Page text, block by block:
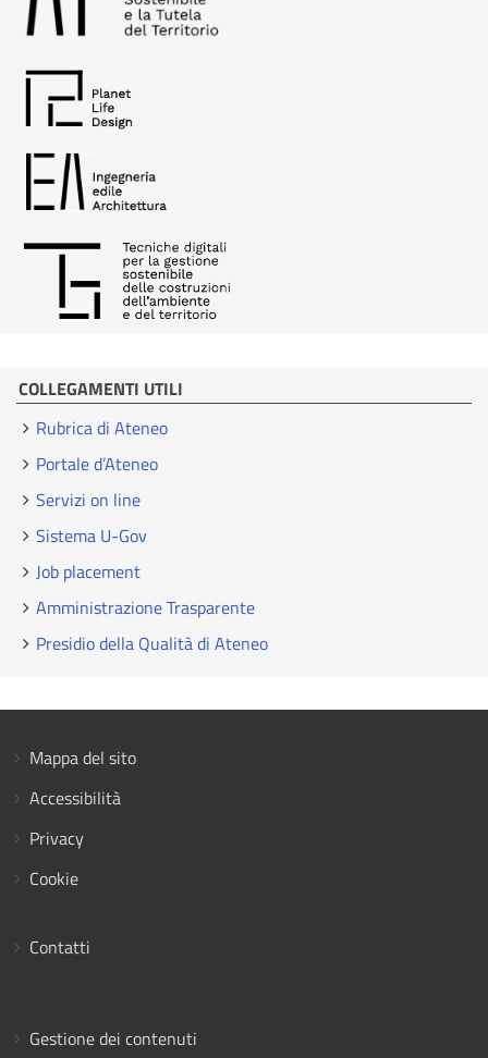
COLLEGAMENTI UTILI
Rubrica di Ateneo
Portale d’Ateneo
Servizi on line
Sistema U-Gov
Job placement
Amministrazione Trasparente
Presidio della Qualità di Ateneo
Mappa del sito
Accessibilità
Privacy
Cookie
Contatti
Gestione dei contenuti